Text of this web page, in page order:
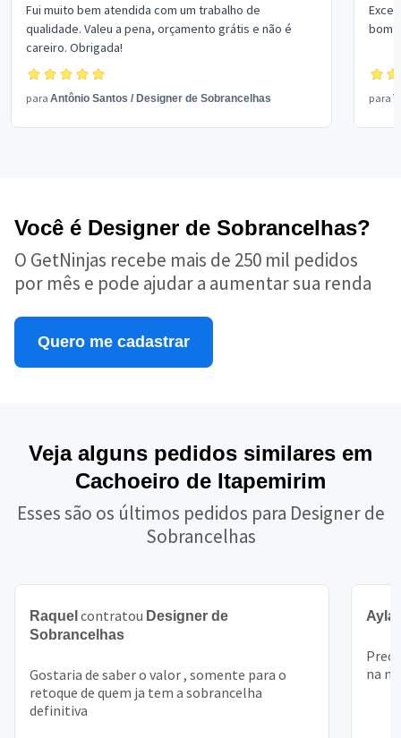
Fui muito bem atendida com um trabalho de
qualidade. Valeu a pena, orçamento grátis e não é
careiro. Obrigada!
para Antônio Santos / Designer de Sobrancelhas
bom
para
Você é Designer de Sobrancelhas?
O GetNinjas recebe mais de 250 mil pedidos
por mês e pode ajudar a aumentar sua renda
Quero me cadastrar
Veja alguns pedidos similares em
Cachoeiro de Itapemirim
Esses são os últimos pedidos para Designer de
Sobrancelhas
Raquel contratou Designer de
Sobrancelhas
Gostaria de saber o valor , somente para o
retoque de quem ja tem a sobrancelha
definitiva
Ayla
na